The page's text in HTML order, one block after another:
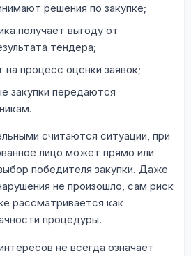
решения по закупке;
получает выгоду от
тендера;
на процесс оценки заявок;
закупки передаются
считаются ситуации, при
лицо может прямо или
победителя закупки. Даже
не произошло, сам риск
рассматривается как
процедуры.
не всегда означает